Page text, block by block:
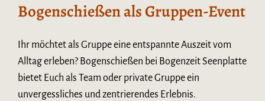
Bogenschießen als Gruppen-Event
Ihr möchtet als Gruppe eine entspannte Auszeit vom
Alltag erleben? Bogenschießen bei Bogenzeit Seenplatte
bietet Euch als Team oder private Gruppe ein
unvergessliches und zentrierendes Erlebnis.